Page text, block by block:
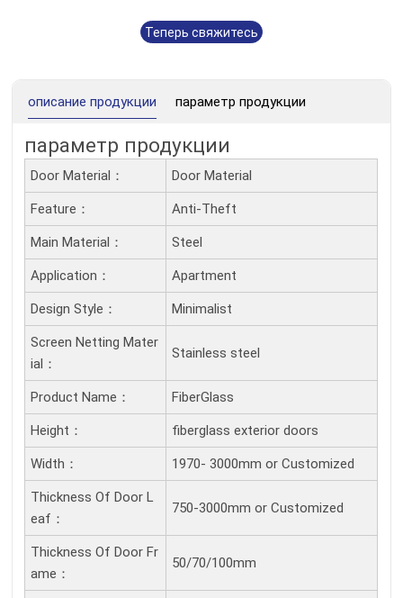
Теперь свяжитесь
описание продукции параметр продукции
параметр продукции
Door Material： Door Material
Feature： Anti-Theft
Main Material： Steel
Application： Apartment
Design Style： Minimalist
Screen Netting Mater
Ial：
Stainless steel
Product Name： FiberGlass
Height： fiberglass exterior doors
Width： 1970- 3000mm or Customized
Thickness Of Door L
Eaf：
750-3000mm or Customized
Thickness Of Door Fr
Ame：
50/70/100mm